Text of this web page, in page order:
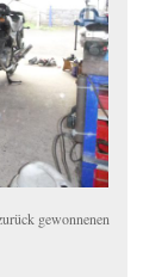
gewonnenen